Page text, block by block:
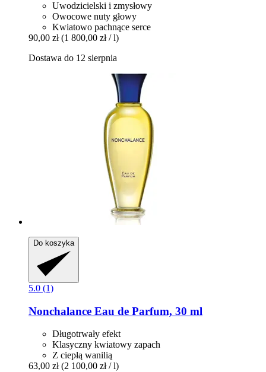
Uwodzicielski i zmysłowy
Owocowe nuty głowy
Kwiatowo pachnące serce
90,00 zł (1 800,00 zł / l)
Dostawa do 12 sierpnia
Do koszyka
5.0 (1)
Nonchalance Eau de Parfum, 30 ml
Długotrwały efekt
Klasyczny kwiatowy zapach
Z ciepłą wanilią
63,00 zł (2 100,00 zł / l)